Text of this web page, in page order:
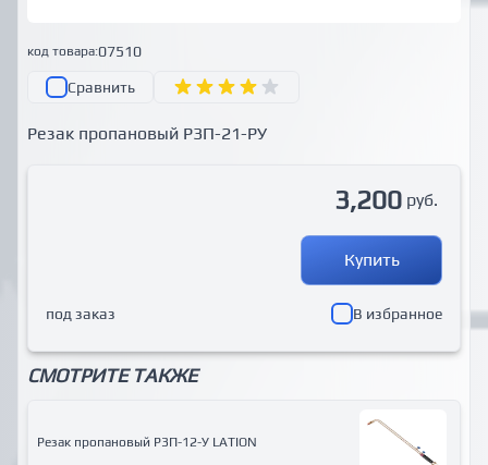
код товара:07510
Сравнить
Резак пропановый Р3П-21-РУ
3,200 руб.
Купить
под заказ В избранное
СМОТРИТЕ ТАКЖЕ
Резак пропановый Р3П-12-У LATION